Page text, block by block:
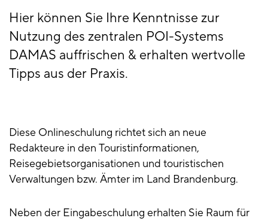
Hier können Sie Ihre Kenntnisse zur
Nutzung des zentralen POI-Systems
DAMAS auffrischen & erhalten wertvolle
Tipps aus der Praxis.
Diese Onlineschulung richtet sich an neue
Redakteure in den Touristinformationen,
Reisegebietsorganisationen und touristischen
Verwaltungen bzw. Ämter im Land Brandenburg.
Neben der Eingabeschulung erhalten Sie Raum für